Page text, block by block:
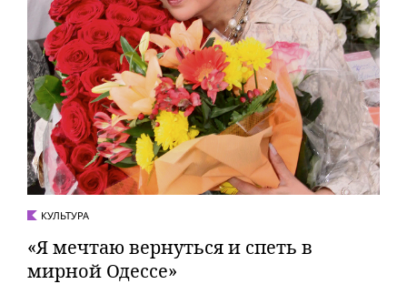
КУЛЬТУРА
«Я мечтаю вернуться и спеть в
мирной Одессе»